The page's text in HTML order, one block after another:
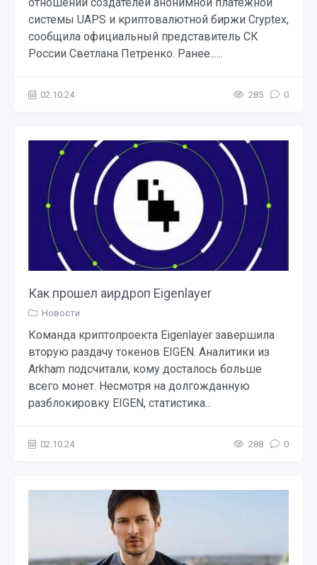
системы UAPS и криптовалютной биржи Cryptex,
сообщила официальный представитель СК
России Светлана Петренко. Ранее......
02.10.24 285 0
Как прошел аирдроп Eigenlayer
Новости
Команда криптопроекта Eigenlayer завершила
вторую раздачу токенов EIGEN. Аналитики из
Arkham подсчитали, кому досталось больше
всего монет. Несмотря на долгожданную
разблокировку EIGEN, статистика...
02.10.24 288 0